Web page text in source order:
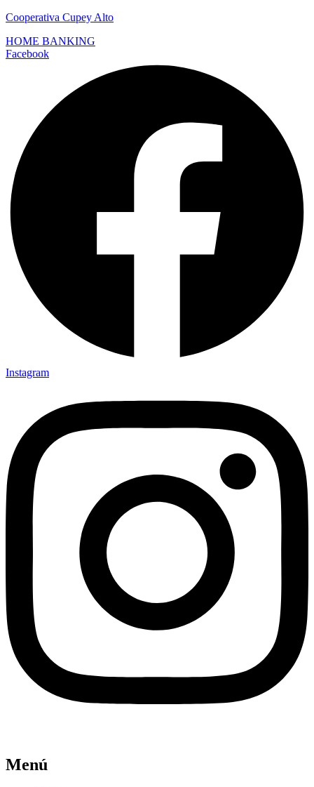
Cooperativa Cupey Alto
HOME BANKING
Facebook
Instagram
Menú